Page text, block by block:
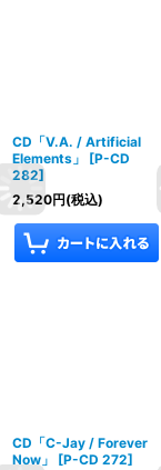
CD「V.A. / Artificial
Elements」
[P-CD
282]
2,520円(税込)
CD「C-Jay / Forever
Now」
[P-CD 272]